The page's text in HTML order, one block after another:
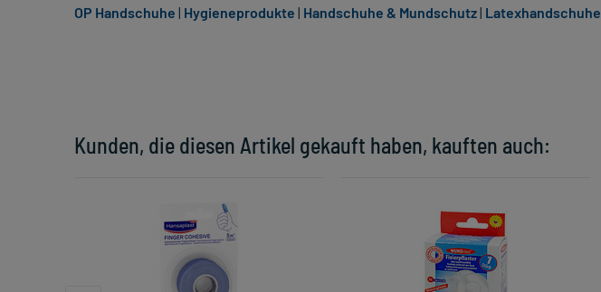
Kunden, die diesen Artikel gekauft haben, kauften auch:
OP Handschuhe | Hygieneprodukte | Handschuhe & Mundschutz| Latexhandschuhe